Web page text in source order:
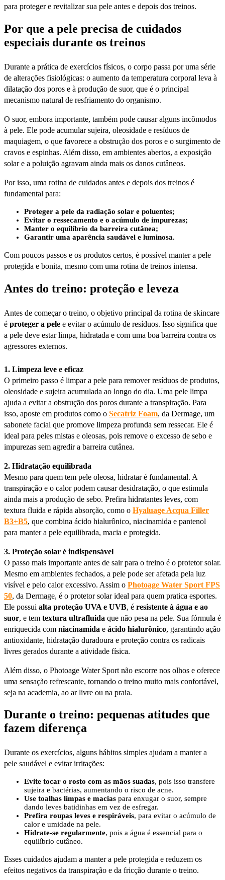
para proteger e revitalizar sua pele antes e depois dos treinos.
Por que a pele precisa de cuidados
especiais durante os treinos
Durante a prática de exercícios físicos, o corpo passa por uma série
de alterações fisiológicas: o aumento da temperatura corporal leva à
dilatação dos poros e à produção de suor, que é o principal
mecanismo natural de resfriamento do organismo.
O suor, embora importante, também pode causar alguns incômodos
à pele. Ele pode acumular sujeira, oleosidade e resíduos de
maquiagem, o que favorece a obstrução dos poros e o surgimento de
cravos e espinhas. Além disso, em ambientes abertos, a exposição
solar e a poluição agravam ainda mais os danos cutâneos.
Por isso, uma rotina de cuidados antes e depois dos treinos é
fundamental para:
Proteger a pele da radiação solar e poluentes;
Evitar o ressecamento e o acúmulo de impurezas;
Manter o equilíbrio da barreira cutânea;
Garantir uma aparência saudável e luminosa.
Com poucos passos e os produtos certos, é possível manter a pele
protegida e bonita, mesmo com uma rotina de treinos intensa.
Antes do treino: proteção e leveza
Antes de começar o treino, o objetivo principal da rotina de skincare
é proteger a pele e evitar o acúmulo de resíduos. Isso significa que
a pele deve estar limpa, hidratada e com uma boa barreira contra os
agressores externos.
1. Limpeza leve e eficaz
O primeiro passo é limpar a pele para remover resíduos de produtos,
oleosidade e sujeira acumulada ao longo do dia. Uma pele limpa
ajuda a evitar a obstrução dos poros durante a transpiração. Para
isso, aposte em produtos como o Secatriz Foam, da Dermage, um
sabonete facial que promove limpeza profunda sem ressecar. Ele é
ideal para peles mistas e oleosas, pois remove o excesso de sebo e
impurezas sem agredir a barreira cutânea.
2. Hidratação equilibrada
Mesmo para quem tem pele oleosa, hidratar é fundamental. A
transpiração e o calor podem causar desidratação, o que estimula
ainda mais a produção de sebo. Prefira hidratantes leves, com
textura fluida e rápida absorção, como o Hyaluage Acqua Filler
B3+B5, que combina ácido hialurônico, niacinamida e pantenol
para manter a pele equilibrada, macia e protegida.
3. Proteção solar é indispensável
O passo mais importante antes de sair para o treino é o protetor solar.
Mesmo em ambientes fechados, a pele pode ser afetada pela luz
visível e pelo calor excessivo. Assim o Photoage Water Sport FPS
50, da Dermage, é o protetor solar ideal para quem pratica esportes.
Ele possui alta proteção UVA e UVB, é resistente à água e ao
suor, e tem textura ultrafluida que não pesa na pele. Sua fórmula é
enriquecida com niacinamida e ácido hialurônico, garantindo ação
antioxidante, hidratação duradoura e proteção contra os radicais
livres gerados durante a atividade física.
Além disso, o Photoage Water Sport não escorre nos olhos e oferece
uma sensação refrescante, tornando o treino muito mais confortável,
seja na academia, ao ar livre ou na praia.
Durante o treino: pequenas atitudes que
fazem diferença
Durante os exercícios, alguns hábitos simples ajudam a manter a
pele saudável e evitar irritações:
Evite tocar o rosto com as mãos suadas, pois isso transfere
sujeira e bactérias, aumentando o risco de acne.
Use toalhas limpas e macias para enxugar o suor, sempre
dando leves batidinhas em vez de esfregar.
Prefira roupas leves e respiráveis, para evitar o acúmulo de
calor e umidade na pele.
Hidrate-se regularmente, pois a água é essencial para o
equilíbrio cutâneo.
Esses cuidados ajudam a manter a pele protegida e reduzem os
efeitos negativos da transpiração e da fricção durante o treino.